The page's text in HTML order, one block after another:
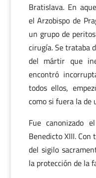
Bratislava. En
el Arzobispo de
un grupo de
cirugía. Se trataba
del mártir que
encontró
todos ellos,
como si fuera la de
Fue canonizado
Benedicto XIII.
del sigilo
la protección de la